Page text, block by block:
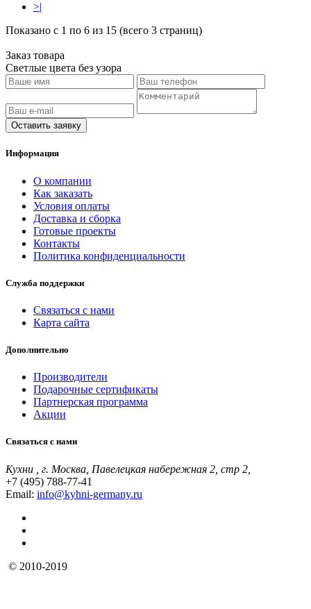
>|
Показано с 1 по 6 из 15 (всего 3 страниц)
Заказ товара
Светлые цвета без узора
Оставить заявку
Информация
O компании
Как заказать
Условия оплаты
Доставка и сборка
Готовые проекты
Контакты
Политика конфиденциальности
Служба поддержки
Связаться с нами
Карта сайта
Дополнительно
Производители
Подарочные сертификаты
Партнерская программа
Акции
Связаться с нами
Кухни , г. Москва, Павелецкая набережная 2, стр 2,
+7 (495) 788-77-41
Email: info@kyhni-germany.ru
© 2010-2019